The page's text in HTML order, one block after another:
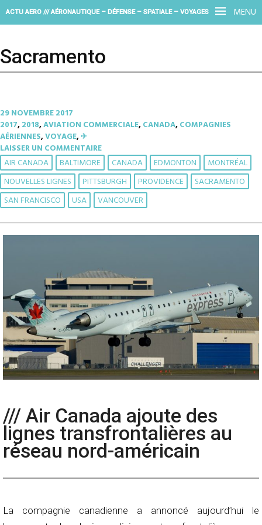
MENU
ACTU AERO /// AÉRONAUTIQUE – DÉFENSE – SPATIALE – VOYAGES
Sacramento
29 NOVEMBRE 2017
2017,2018,AVIATION COMMERCIALE,CANADA,COMPAGNIES
AÉRIENNES,VOYAGE,✈︎
LAISSER UN COMMENTAIRE
AIR CANADA BALTIMORE CANADA EDMONTON
MONTRÉAL
NOUVELLES LIGNES
PITTSBURGH PROVIDENCE
SACRAMENTO
SAN FRANCISCO
USA VANCOUVER
/// Air Canada ajoute des
lignes transfrontalières au
réseau nord-américain
La compagnie canadienne a annoncé aujourd’hui le